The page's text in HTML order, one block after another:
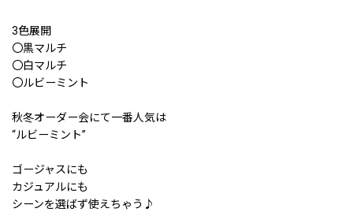
3色展開
〇黒マルチ
〇白マルチ
〇ルビーミント
秋冬オーダー会にて一番人気は
“ルビーミント”
ゴージャスにも
カジュアルにも
シーンを選ばず使えちゃう♪